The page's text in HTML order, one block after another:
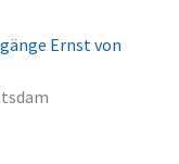
Ernst von